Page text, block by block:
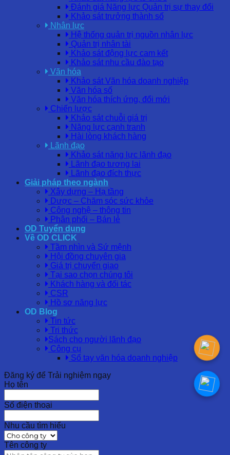
Đánh giá Năng lực Quản trị sự thay đổi
Khảo sát trưởng thành số
Nhân lực
Hệ thống quản trị nguồn nhân lực
Quản trị nhân tài
Khảo sát động lực cam kết
Khảo sát nhu cầu đào tạo
Văn hóa
Khảo sát Văn hóa doanh nghiệp
Văn hóa số
Văn hóa thích ứng, đổi mới
Chiến lược
Khảo sát chuỗi giá trị
Năng lực cạnh tranh
Hài lòng khách hàng
Lãnh đạo
Khảo sát năng lực lãnh đạo
Lãnh đạo tương lai
Lãnh đạo đích thực
Giải pháp theo ngành
Xây dựng – Hạ tầng
Dược – Chăm sóc sức khỏe
Công nghệ – thông tin
Phân phối – Bán lẻ
OD Tuyển dụng
Về OD CLICK
Tầm nhìn và Sứ mệnh
Hội đồng chuyên gia
Giá trị chuyển giao
Tại sao chọn chúng tôi
Khách hàng và đối tác
CSR
Hồ sơ năng lực
OD Blog
Tin tức
Tri thức
Sách cho người lãnh đạo
Công cụ
Sổ tay văn hóa doanh nghiệp
Đăng ký để Trải nghiệm ngay
Họ tên
Số điện thoại
Nhu cầu tìm hiểu
Tên công ty